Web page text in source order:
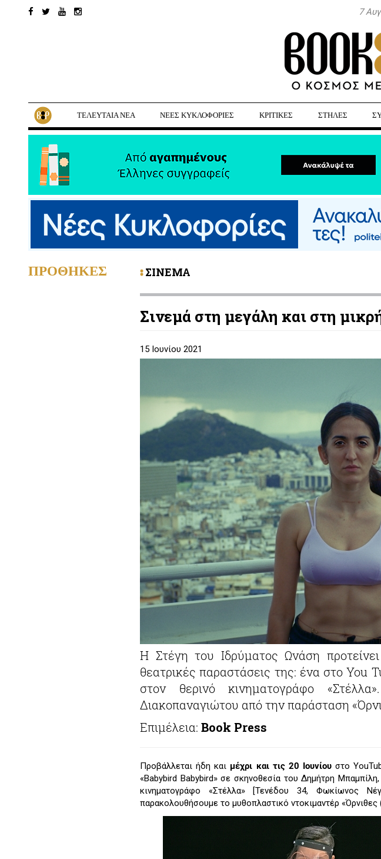
7
ΤΕΛΕΥΤΑΙΑ ΝΕΑ ΝΕΕΣ ΚΥΚΛΟΦΟΡΙΕΣ ΚΡΙΤΙΚΕΣ ΣΤΗΛΕΣ
ΣΙΝΕΜΑ
Σινεμά στη μεγάλη και στη
15 Ιουνίου 2021
Η Στέγη του Ιδρύματος Ωνάση
θεατρικές παραστάσεις της: ένα στο You
στον θερινό κινηματογράφο
Διακοπαναγιώτου από την παράσταση
Επιμέλεια: Book Press
Προβάλλεται ήδη και μέχρι και τις 20 Ιουνίουστο
«Babybird Babybird» σε σκηνοθεσία του Δημήτρη
κινηματογράφο «Στέλλα» [Τενέδου 34, Φωκίωνος
παρακολουθήσουμε το μυθοπλαστικό ντοκιμαντέρ
ΠΡΟΘΗΚΕΣ